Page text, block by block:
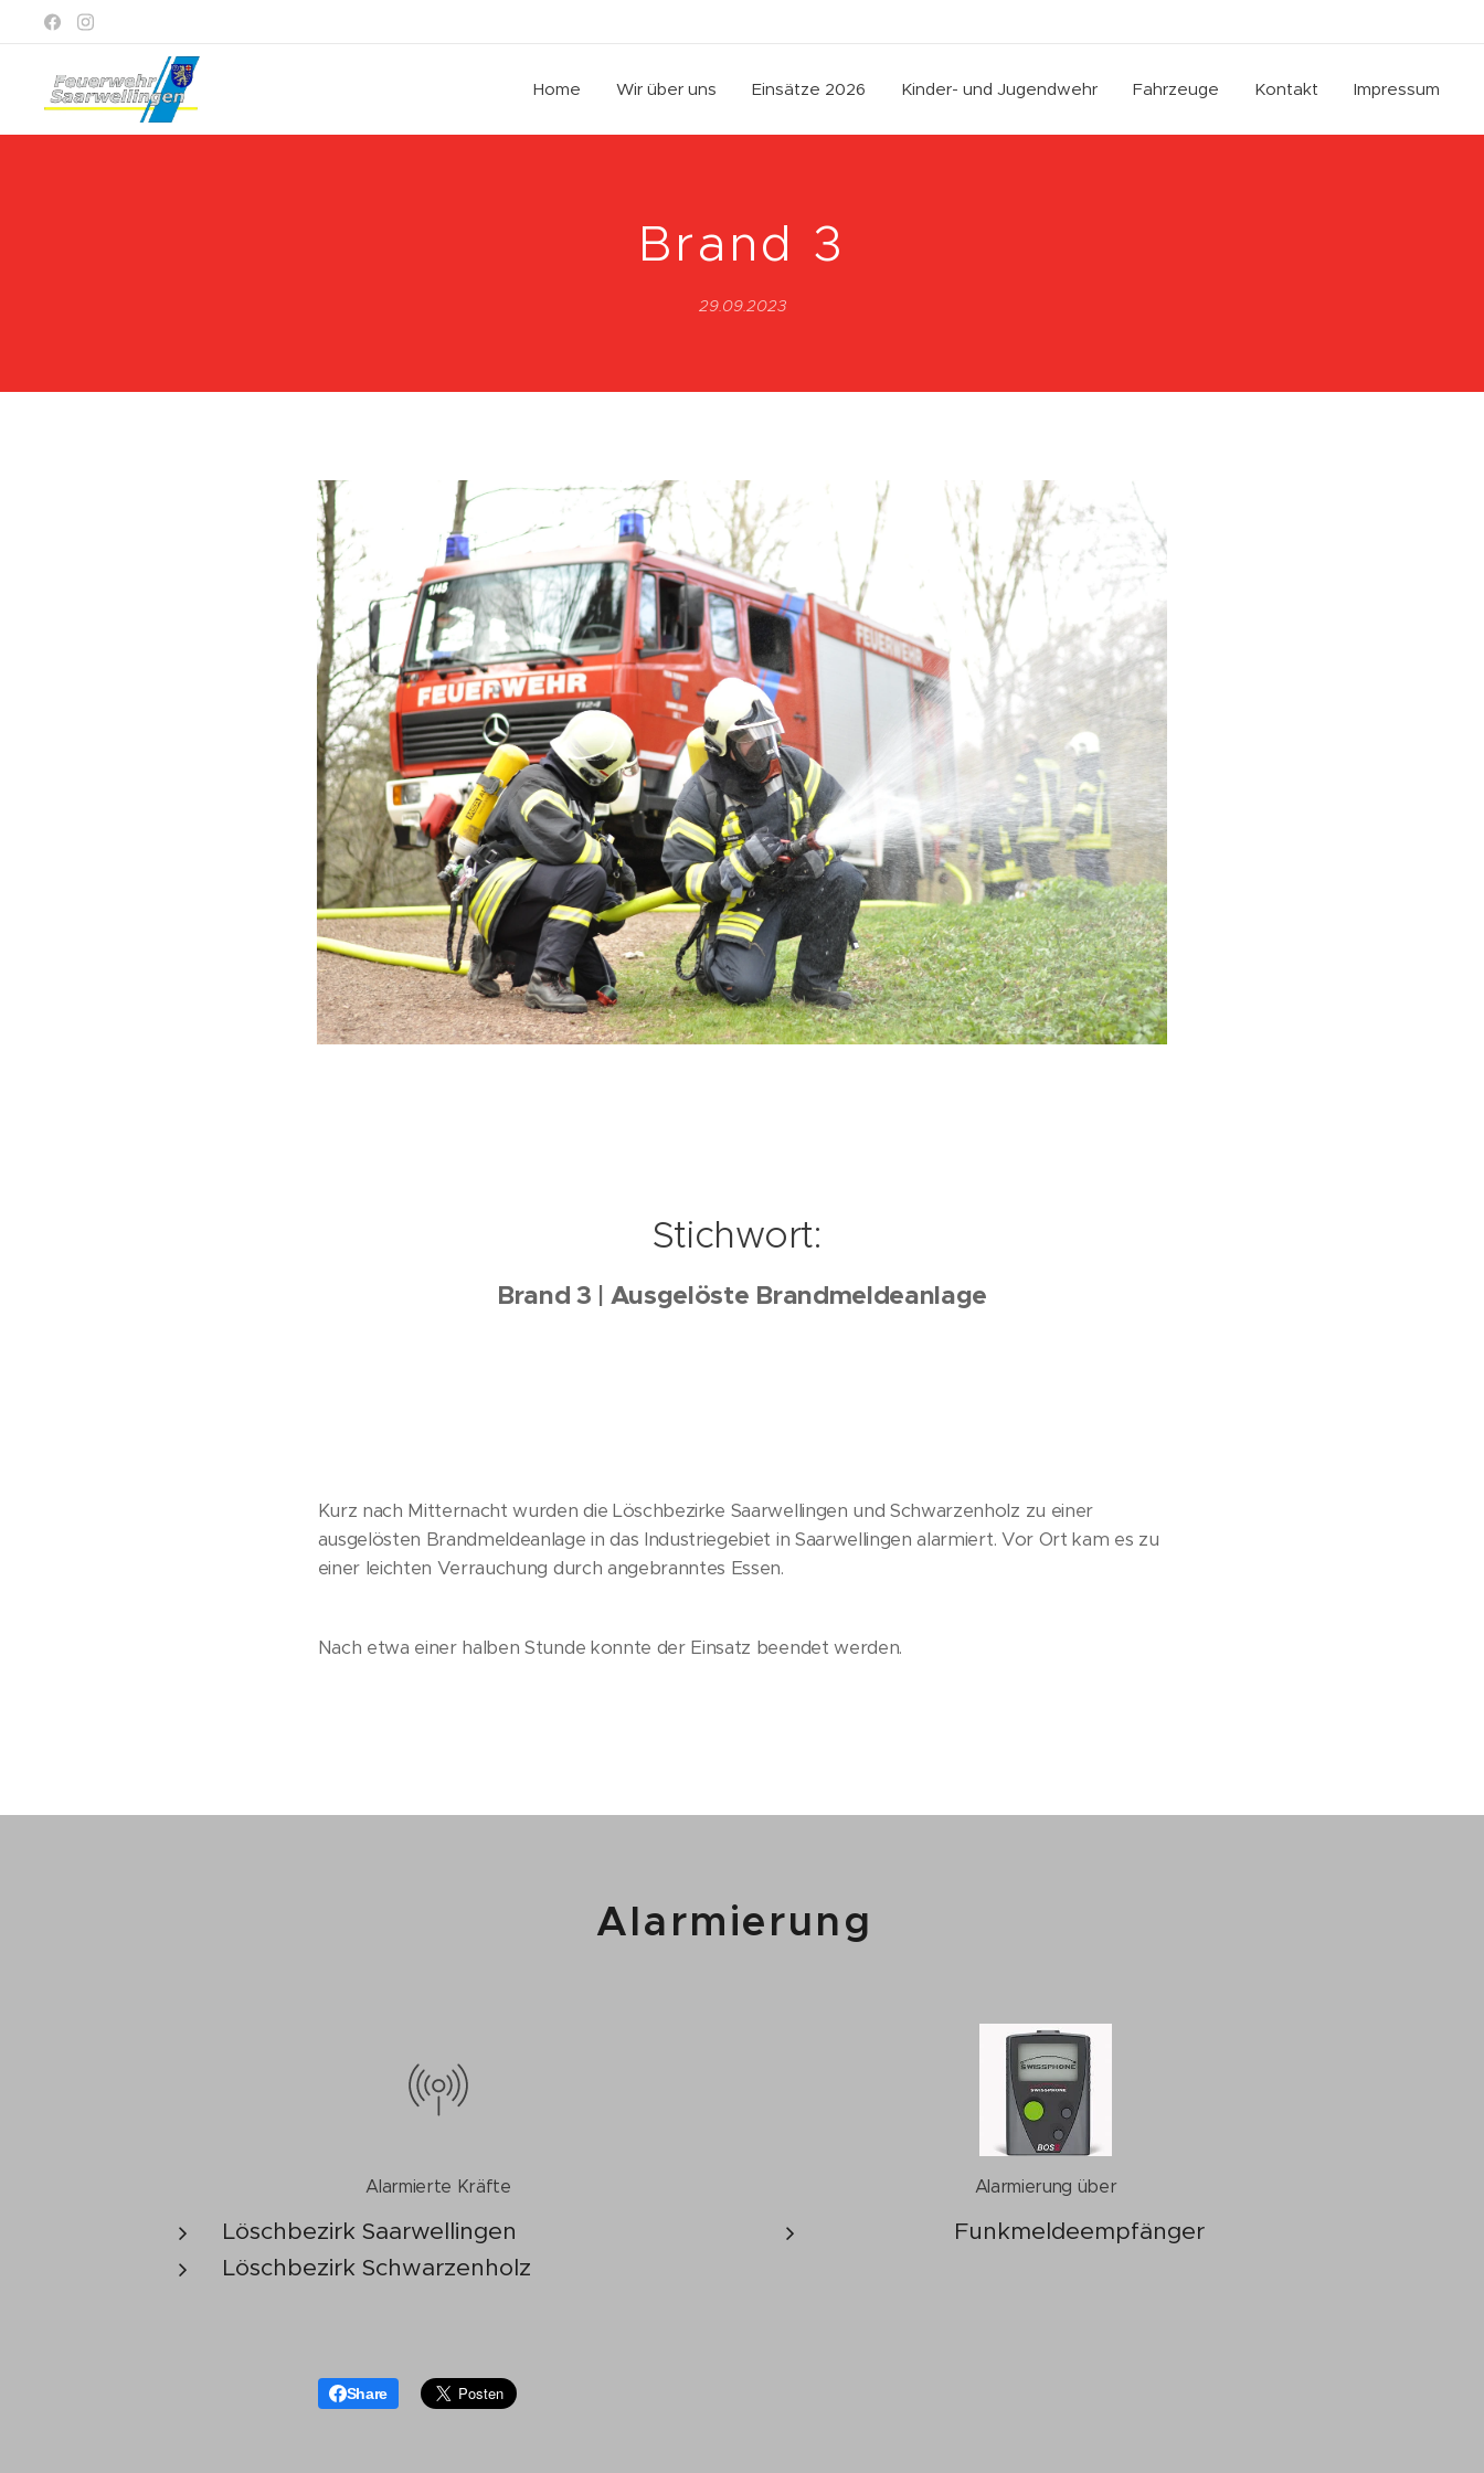
Home Wir über uns Einsätze 2026 Kinder- und Jugendwehr Fahrzeuge Kontakt Impressum
Brand 3
29.09.2023
Stichwort:
Brand 3 | Ausgelöste Brandmeldeanlage
Kurz nach Mitternacht wurden die Löschbezirke Saarwellingen und Schwarzenholz zu einer
ausgelösten Brandmeldeanlage in das Industriegebiet in Saarwellingen alarmiert. Vor Ort kam es zu
einer leichten Verrauchung durch angebranntes Essen.
Nach etwa einer halben Stunde konnte der Einsatz beendet werden.
Alarmierung
Alarmierte Kräfte
Löschbezirk Saarwellingen
Löschbezirk Schwarzenholz
Alarmierung über
Funkmeldeempfänger
Share